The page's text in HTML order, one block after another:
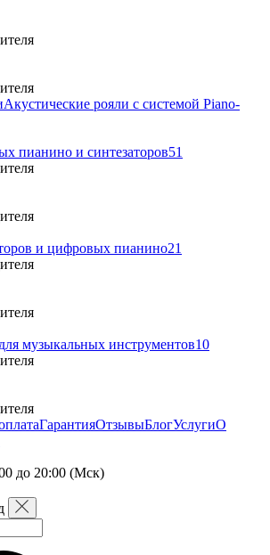
Акустические рояли с системой Piano-
пианино и синтезаторов51
и цифровых пианино21
музыкальных инструментов10
ГарантияОтзывыБлогУслугиО
до 20:00 (Мск)